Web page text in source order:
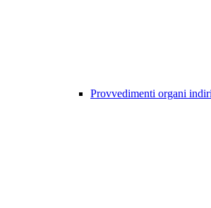
Provvedimenti organi